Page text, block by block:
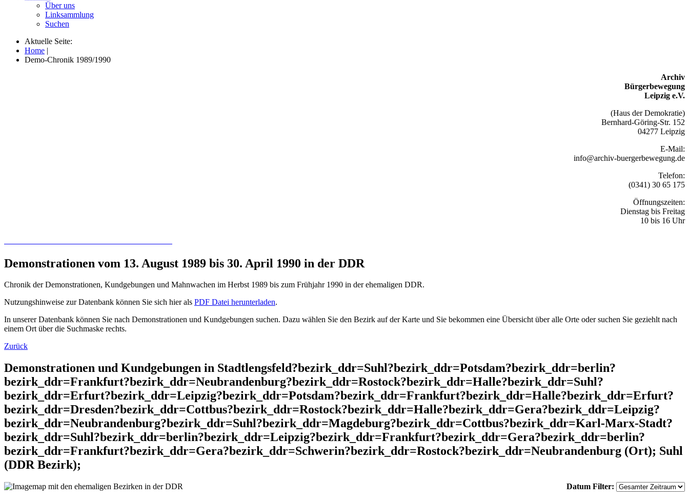
Über uns
Linksammlung
Suchen
Aktuelle Seite:
Home |
Demo-Chronik 1989/1990
Archiv
Bürgerbewegung
Leipzig e.V.
(Haus der Demokratie)
Bernhard-Göring-Str. 152
04277 Leipzig
E-Mail:
info@archiv-buergerbewegung.de
Telefon:
(0341) 30 65 175
Öffnungszeiten:
Dienstag bis Freitag
10 bis 16 Uhr
Demonstrationen vom 13. August 1989 bis 30. April 1990 in der DDR
Chronik der Demonstrationen, Kundgebungen und Mahnwachen im Herbst 1989 bis zum Frühjahr 1990 in der ehemaligen DDR.
Nutzungshinweise zur Datenbank können Sie sich hier als PDF Datei herunterladen.
In unserer Datenbank können Sie nach Demonstrationen und Kundgebungen suchen. Dazu wählen Sie den Bezirk auf der Karte und Sie bekommen eine Übersicht über alle Orte oder suchen Sie geziehlt nach
einem Ort über die Suchmaske rechts.
Zurück
Demonstrationen und Kundgebungen in Stadtlengsfeld?bezirk_ddr=Suhl?bezirk_ddr=Potsdam?bezirk_ddr=berlin?
bezirk_ddr=Frankfurt?bezirk_ddr=Neubrandenburg?bezirk_ddr=Rostock?bezirk_ddr=Halle?bezirk_ddr=Suhl?
bezirk_ddr=Erfurt?bezirk_ddr=Leipzig?bezirk_ddr=Potsdam?bezirk_ddr=Frankfurt?bezirk_ddr=Halle?bezirk_ddr=Erfurt?
bezirk_ddr=Dresden?bezirk_ddr=Cottbus?bezirk_ddr=Rostock?bezirk_ddr=Halle?bezirk_ddr=Gera?bezirk_ddr=Leipzig?
bezirk_ddr=Neubrandenburg?bezirk_ddr=Suhl?bezirk_ddr=Magdeburg?bezirk_ddr=Cottbus?bezirk_ddr=Karl-Marx-Stadt?
bezirk_ddr=Suhl?bezirk_ddr=berlin?bezirk_ddr=Leipzig?bezirk_ddr=Frankfurt?bezirk_ddr=Gera?bezirk_ddr=berlin?
bezirk_ddr=Frankfurt?bezirk_ddr=Gera?bezirk_ddr=Schwerin?bezirk_ddr=Rostock?bezirk_ddr=Neubrandenburg (Ort); Suhl
(DDR Bezirk);
Datum Filter: